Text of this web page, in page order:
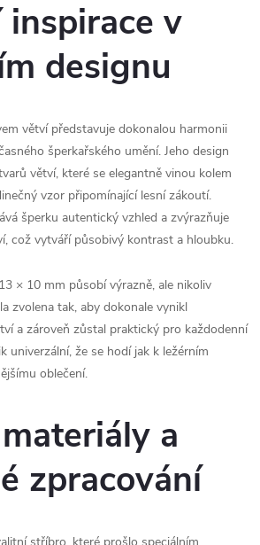
v
designu
větví představuje dokonalou harmonii
šperkařského umění. Jeho design
větví, které se elegantně vinou kolem
vzor připomínající lesní zákoutí.
šperku autentický vzhled a zvýrazňuje
což vytváří působivý kontrast a hloubku.
× 10 mm působí výrazně, ale nikoliv
zvolena tak, aby dokonale vynikl
a zároveň zůstal praktický pro každodenní
univerzální, že se hodí jak k ležérním
oblečení.
a
zpracování